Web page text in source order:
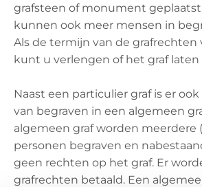
grafsteen of monument
kunnen ook meer mensen in
Als de termijn van de grafrechten
kunt u verlengen of het graf
Naast een particulier graf is er
van begraven in een algemeen
algemeen graf worden meerdere
personen begraven en
geen rechten op het graf. Er
grafrechten betaald. Een